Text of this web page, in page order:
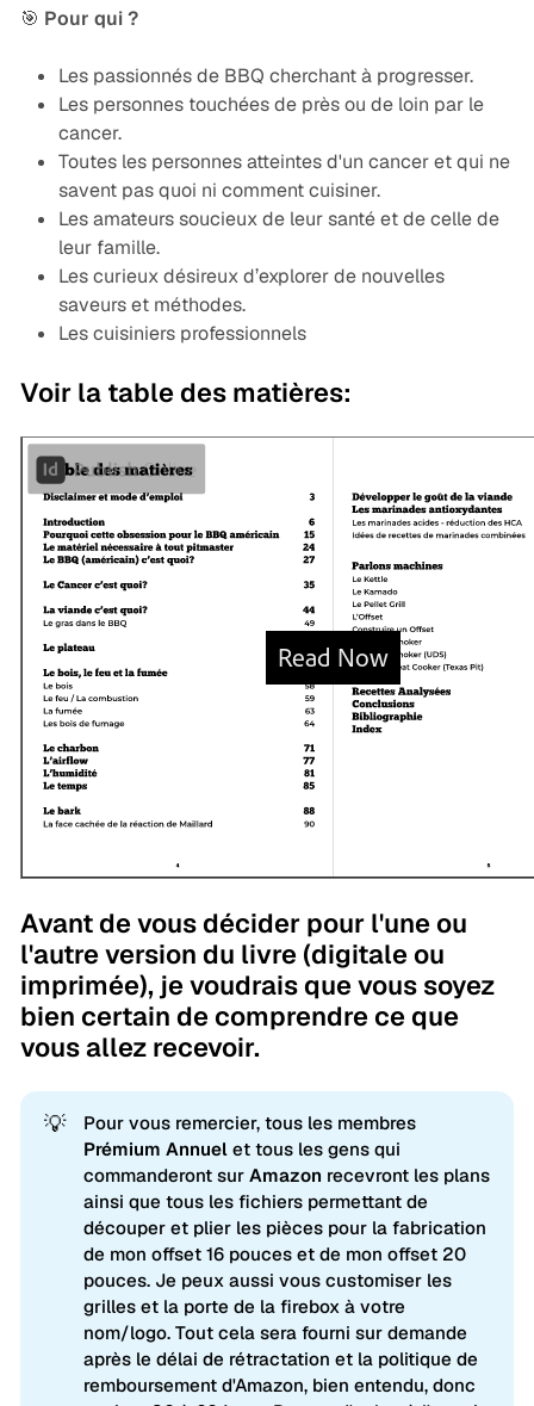
🎯 Pour qui ?
Les passionnés de BBQ cherchant à progresser.
Les personnes touchées de près ou de loin par le
cancer.
Toutes les personnes atteintes d'un cancer et qui ne
savent pas quoi ni comment cuisiner.
Les amateurs soucieux de leur santé et de celle de
leur famille.
Les curieux désireux d’explorer de nouvelles
saveurs et méthodes.
Les cuisiniers professionnels
Voir la table des matières:
Avant de vous décider pour l'une ou
l'autre version du livre (digitale ou
imprimée), je voudrais que vous soyez
bien certain de comprendre ce que
vous allez recevoir.
💡
Pour vous remercier, tous les membres
Prémium Annuel et tous les gens qui
commanderont sur Amazon recevront les plans
ainsi que tous les fichiers permettant de
découper et plier les pièces pour la fabrication
de mon offset 16 pouces et de mon offset 20
pouces. Je peux aussi vous customiser les
grilles et la porte de la firebox à votre
nom/logo. Tout cela sera fourni sur demande
après le délai de rétractation et la politique de
remboursement d'Amazon, bien entendu, donc